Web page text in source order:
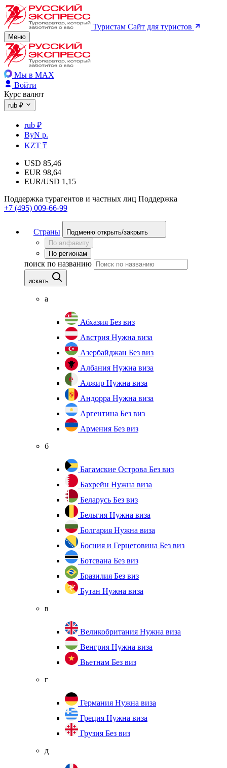
Туристам Сайт для туристов
Меню
Мы в MAX
Войти
Курс валют
rub ₽
rub ₽
ByN р.
KZT ₸
USD 85,46
EUR 98,64
EUR/USD 1,15
Поддержка турагентов и частных лиц Поддержка
+7 (495) 009-66-99
Страны
Подменю открыть/закрыть
По алфавиту
По регионам
поиск по названию
искать
а
Абхазия Без виз
Австрия Нужна виза
Азербайджан Без виз
Албания Нужна виза
Алжир Нужна виза
Андорра Нужна виза
Аргентина Без виз
Армения Без виз
б
Багамские Острова Без виз
Бахрейн Нужна виза
Беларусь Без виз
Бельгия Нужна виза
Болгария Нужна виза
Босния и Герцеговина Без виз
Ботсвана Без виз
Бразилия Без виз
Бутан Нужна виза
в
Великобритания Нужна виза
Венгрия Нужна виза
Вьетнам Без виз
г
Германия Нужна виза
Греция Нужна виза
Грузия Без виз
д